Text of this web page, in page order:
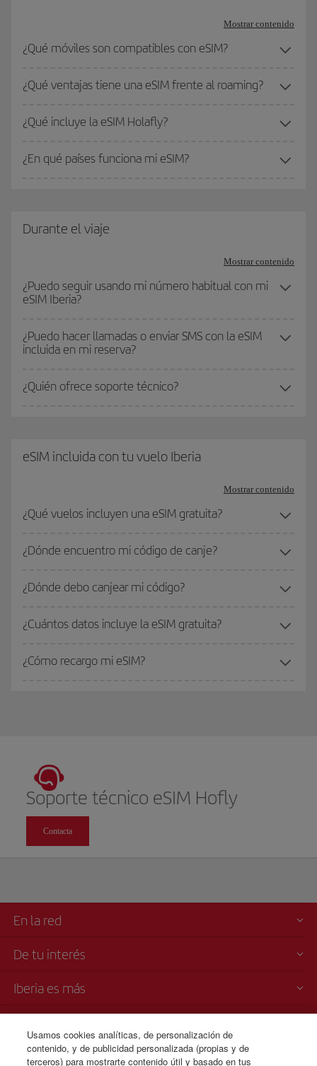
Mostrar contenido
¿Qué móviles son compatibles con eSIM?
¿Qué ventajas tiene una eSIM frente al roaming?
¿Qué incluye la eSIM Holafly?
¿En qué países funciona mi eSIM?
Durante el viaje
Mostrar contenido
¿Puedo seguir usando mi número habitual con mi
eSIM Iberia?
¿Puedo hacer llamadas o enviar SMS con la eSIM
incluida en mi reserva?
¿Quién ofrece soporte técnico?
eSIM incluida con tu vuelo Iberia
Mostrar contenido
¿Qué vuelos incluyen una eSIM gratuita?
¿Dónde encuentro mi código de canje?
¿Dónde debo canjear mi código?
¿Cuántos datos incluye la eSIM gratuita?
¿Cómo recargo mi eSIM?
Soporte técnico eSIM Hofly
Contacta
En la red
De tu interés
Iberia es más
Venta telefónica
Usamos cookies analíticas, de personalización de
contenido, y de publicidad personalizada (propias y de
terceros) para mostrarte contenido útil y basado en tus